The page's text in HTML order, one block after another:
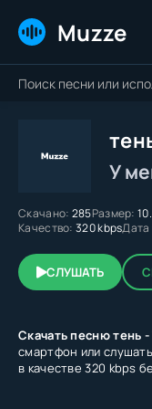
Muzze
У
Скачано: 285Размер:
Качество: 320 kbpsДата
СЛУШАТЬ
Скачать песню тень
смартфон или
в качестве 320 kbps